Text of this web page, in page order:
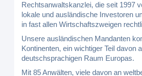
Rechtsanwaltskanzlei, die seit 1997
lokale und ausländische Investoren
in fast allen Wirtschaftszweigen
Unsere ausländischen Mandanten
Kontinenten, ein wichtiger Teil davon
deutschsprachigen Raum Europas.
Mit 85 Anwälten, viele davon an